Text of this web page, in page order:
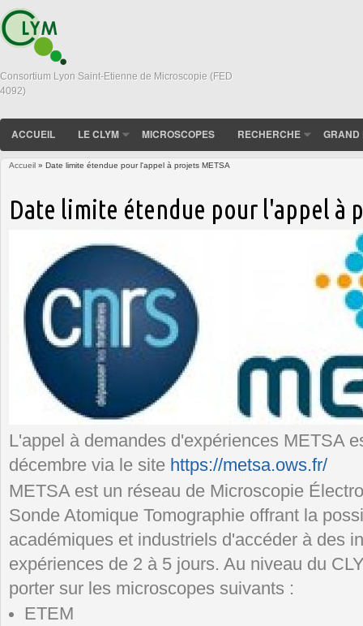
Consortium Lyon Saint-Etienne de Microscopie (FED
4092)
ACCUEIL LE CLYM MICROSCOPES RECHERCHE GRAND
Accueil » Date limite étendue pour l'appel à projets METSA
Date limite étendue pour l'appel à
L'appel à demandes d'expériences METSA
décembre via le site https://metsa.ows.fr/
METSA est un réseau de Microscopie
Sonde Atomique Tomographie offrant la
académiques et industriels d'accéder à des
expériences de 2 à 5 jours. Au niveau du
porter sur les microscopes suivants :
ETEM